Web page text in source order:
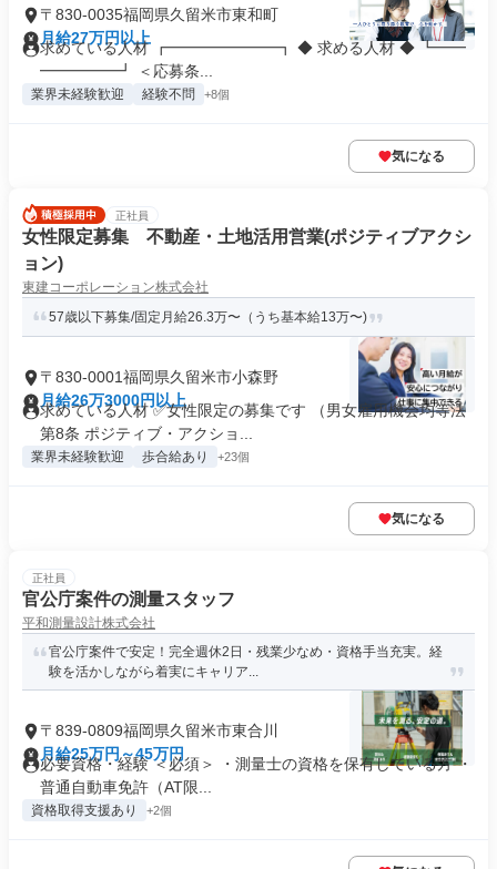
〒830-0035福岡県久留米市東和町
月給27万円以上
求めている人材 ┏━━━━━━━┓ ◆ 求める人材 ◆ ┗━━
━━━━━┛ ＜応募条...
業界未経験歓迎 経験不問 +8個
気になる
正社員
女性限定募集 不動産・土地活用営業(ポジティブアクシ
ョン)
東建コーポレーション株式会社
57歳以下募集/固定月給26.3万〜（うち基本給13万〜)
〒830-0001福岡県久留米市小森野
月給26万3000円以上
求めている人材 ✅女性限定の募集です （男女雇用機会均等法
第8条 ポジティブ・アクショ...
業界未経験歓迎 歩合給あり +23個
気になる
正社員
官公庁案件の測量スタッフ
平和測量設計株式会社
官公庁案件で安定！完全週休2日・残業少なめ・資格手当充実。経
験を活かしながら着実にキャリア...
〒839-0809福岡県久留米市東合川
月給25万円～45万円
必要資格・経験 ＜必須＞ ・測量士の資格を保有している方 ・
普通自動車免許（AT限...
資格取得支援あり +2個